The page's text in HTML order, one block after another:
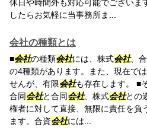
休日や時間外も対応可能でございま
したらお気軽に当事務所ま...
会社の種類とは
■会社の種類会社には、株式会社、
の4種類があります。また、現在で
せんが、有限会社も存在します。 ■
合同会社と合同会社、株式会社との
権者に対して直接、無限に責任を負
ます。合資会社には...